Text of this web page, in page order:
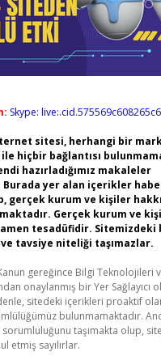
Skype:
sitesi, herhangi bir
hiçbir bağlantısı
hazırladığımız makaleler
Burada yer alan içerikler
gerçek kurum ve kişiler
Gerçek kurum ve
tesadüfidir. Sitemizdeki
tavsiye niteliği taşımazlar.
Kanun gereğince Bilgi Teknolojileri
onaylanmış bir Yer Sağlayıcı
sitedeki içerikleri proaktif
bulunmamaktadır.
sorumluluğunu taşımakta olup,
etmiş sayılırlar.